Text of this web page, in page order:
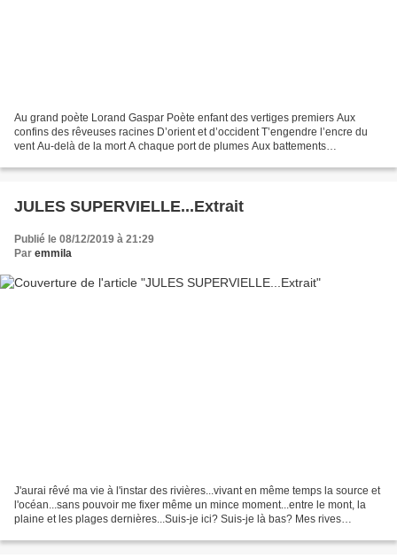
Au grand poète Lorand Gaspar Poète enfant des vertiges premiers Aux
confins des rêveuses racines D’orient et d’occident T’engendre l’encre du
vent Au-delà de la mort A chaque port de plumes Aux battements
JULES SUPERVIELLE...Extrait
Publié le 08/12/2019 à 21:29
Par emmila
J'aurai rêvé ma vie à l'instar des rivières...vivant en même temps la source et
l'océan...sans pouvoir me fixer même un mince moment...entre le mont, la
plaine et les plages dernières...Suis-je ici? Suis-je là bas? Mes rives